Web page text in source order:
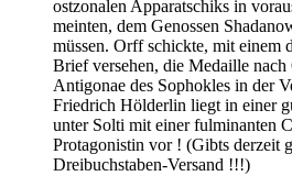
ostzonalen Apparatschiks in
meinten, dem Genossen
müssen. Orff schickte, mit einem
Brief versehen, die Medaille
Antigonae des Sophokles in der
Friedrich Hölderlin liegt in einer
unter Solti mit einer fulminanten
Protagonistin vor ! (Gibts derzeit
Dreibuchstaben-Versand !!!)